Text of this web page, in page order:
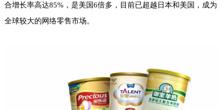
合增长率高达85%，是美国6倍多，目前已超越日本和美国，成为
全球较大的网络零售市场。